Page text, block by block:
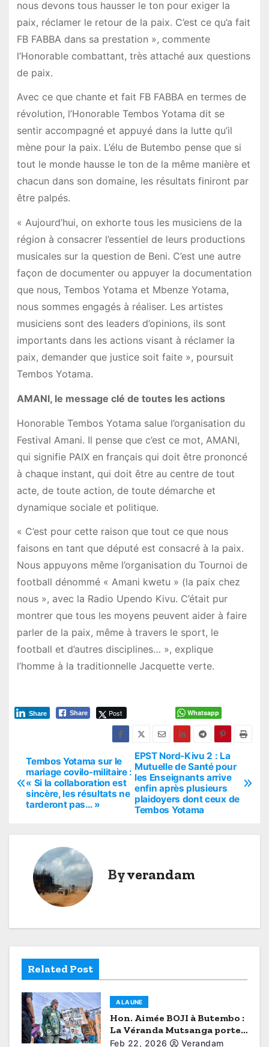
nous devons tous hausser le ton pour exiger la
paix, réclamer le retour de la paix. C’est ce qu’a fait
FB FABBA dans sa prestation », commente
l’Honorable combattant, très attaché aux questions
de paix.
Avec ce que chante et fait FB FABBA en termes de
révolution, l’Honorable Tembos Yotama dit se
sentir accompagné et appuyé dans la lutte qu’il
mène pour la paix. L’élu de Butembo pense que si
tout le monde hausse le ton de la même manière et
chacun dans son domaine, les résultats finiront par
être palpés.
« Aujourd’hui, on exhorte tous les musiciens de la
région à consacrer l’essentiel de leurs productions
musicales sur la question de Beni. C’est une autre
façon de documenter ou appuyer la documentation
que nous, Tembos Yotama et Mbenze Yotama,
nous sommes engagés à réaliser. Les artistes
musiciens sont des leaders d’opinions, ils sont
importants dans les actions visant à réclamer la
paix, demander que justice soit faite », poursuit
Tembos Yotama.
AMANI, le message clé de toutes les actions
Honorable Tembos Yotama salue l’organisation du
Festival Amani. Il pense que c’est ce mot, AMANI,
qui signifie PAIX en français qui doit être prononcé
à chaque instant, qui doit être au centre de tout
acte, de toute action, de toute démarche et
dynamique sociale et politique.
« C’est pour cette raison que tout ce que nous
faisons en tant que député est consacré à la paix.
Nous appuyons même l’organisation du Tournoi de
football dénommé « Amani kwetu » (la paix chez
nous », avec la Radio Upendo Kivu. C’était pur
montrer que tous les moyens peuvent aider à faire
parler de la paix, même à travers le sport, le
football et d’autres disciplines… », explique
l’homme à la traditionnelle Jacquette verte.
Share Post
Share Whatsapp
P
o
i
g
a
t
i
EPST Nord-Kivu 2 : La
Mutuelle de Santé pour
les Enseignants arrive
enfin après plusieurs
plaidoyers dont ceux de
Tembos Yotama
Tembos Yotama sur le
mariage covilo-militaire :
« Si la collaboration est
sincère, les résultats ne
tarderont pas… »
Byverandam
Related Post
A LA UNE
Hon. Aimée BOJI à Butembo :
La Véranda Mutsanga porte
la voix du Grand Nord-Kivu
Feb 22, 2026 Verandam